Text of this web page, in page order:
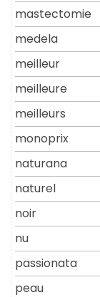
mastectomie
medela
meilleur
meilleure
meilleurs
monoprix
naturana
naturel
noir
nu
passionata
peau